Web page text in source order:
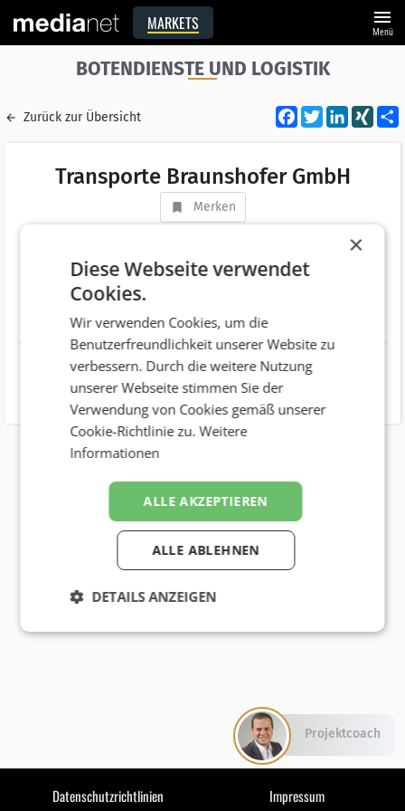
MARKETS menu
Menü
BOTENDIENSTE UND LOGISTIK
Zurück zur Übersicht Facebook
Twitter XING
Transporte Braunshofer GmbH
Merken
AT 3250 Wieselburg
Telefonnummer +43 (7416) 53583
Website http://www.braunshofer.at
Datenschutzrichtlinien Impressum
×
Diese Webseite verwendet
Cookies.
Wir verwenden Cookies, um die
Benutzerfreundlichkeit unserer Website zu
verbessern. Durch die weitere Nutzung
unserer Webseite stimmen Sie der
Verwendung von Cookies gemäß unserer
Cookie-Richtlinie zu.Weitere
Informationen
ALLE AKZEPTIEREN
ALLE ABLEHNEN
DETAILS ANZEIGEN
Projektcoach